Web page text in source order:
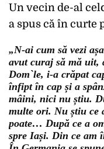
Un vecin de-al
a spus că în curte
„N-ai cum să vezi
avut curaj să mă uit,
Dom`le, i-a crăpat
înfipt în cap și a
mâini, nici nu știu.
multe ori. Nu știu ce
poate… După ce a
spre Iași. Din ce am